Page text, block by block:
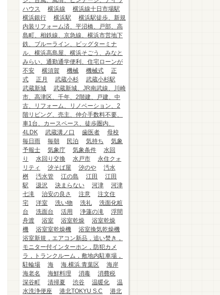
ハウス
横浜線
横浜線十日市場駅
横浜銀行
横浜駅
横浜駅徒歩、新規
内装リフォーム済、平沼橋、戸部、高
島町、相鉄線、京急線、横浜市営地下
鉄、ブルーライン、ビッグターミナ
ル、横浜高島屋、横浜そごう、みなと
みらい、通勤通学便利、住宅ローンが
不安
横須賀 機械 機械式
正
式
正月 武蔵小杉
武蔵小杉駅
武蔵新城
武蔵新城、JR南武線、川崎
市、高津区、千年、2階建、戸建、中
古、リフォーム、リノベーション、2
階リビング、売主、仲介手数料不要、
車1台、カースペース、徒歩圏内、
4LDK
武蔵溝ノ口 歯医者
母校
毎日雨
毎朝 民泊 気持ち
気象
予報士
気象庁 気象条件
水回
り
水回り交換 水戸市
永住クォ
リティ
汐そば屋 汐のや
汚水
桝
汚水管 江の島 江田
江田
駅
汲沢 決まらない 河津
河津
七滝
治安の良さ 注意
注文住
宅
洋室 洗い物 洗礼
洗面化粧
台
洗面台 活用 浄蓮の滝
浮間
舟渡
浴室 浴室乾燥
浴室乾燥
機
浴室室乾燥機
浴室換気乾燥機
浴室新規，エアコン新品，追い焚き，
モニター付インターホン，防犯カメ
ラ，トランクルーム，敷地内駐車場，
駐輪場
海 海.横浜.青葉区
海岸
海老名
海鮮料理 消毒
消費税
深谷町
清掃夏 渋谷 温暖化
温
水洗浄便座
港北TOKYU S.C
港北